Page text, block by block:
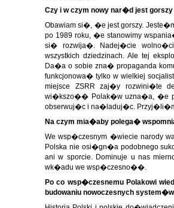
Czy i w czym nowy nar�d jest gorszy
Obawiam si�, �e jest gorszy.
po 1989 roku, �e stanowimy
si� rozwija�. Nadej�cie
wszystkich dziedzinach. Ale tej
Da�a o sobie zna� propaganda
funkcjonowa� tylko w wielkiej
miejsce ZSRR zaj�y rozwini�te
wi�kszo�� Polak�w uzna�a, �e
obserwuj�c i na�laduj�c.
Na czym mia�aby polega�
We wsp�czesnym �wiecie narody
Polska nie osi�gn�a podobnego
ani w sporcie. Dominuje u nas
wk�adu we wsp�czesno��.
Po co wsp�czesnemu Polakowi
budowaniu nowoczesnych